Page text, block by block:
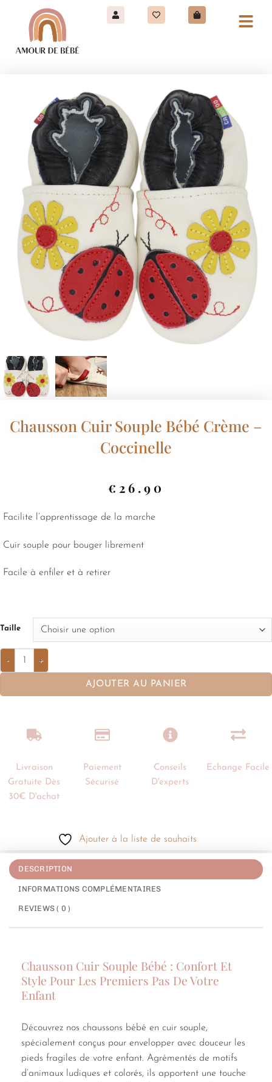
Chausson Cuir Souple Bébé Crème –
Coccinelle
€ 26.90
Facilite l’apprentissage de la marche
Cuir souple pour bouger librement
Facile à enfiler et à retirer
Taille
AJOUTER AU PANIER
Livraison
Gratuite Dès
30€ D'achat
Paiement
Sécurisé
Conseils
D'experts
Echange Facile
Ajouter à la liste de souhaits
DESCRIPTION
INFORMATIONS COMPLÉMENTAIRES
REVIEWS ( 0 )
Chausson Cuir Souple Bébé : Confort Et
Style Pour Les Premiers Pas De Votre
Enfant
Découvrez nos chaussons bébé en cuir souple,
spécialement conçus pour envelopper avec douceur les
pieds fragiles de votre enfant. Agrémentés de motifs
d’animaux ludiques et colorés, ils apportent une touche